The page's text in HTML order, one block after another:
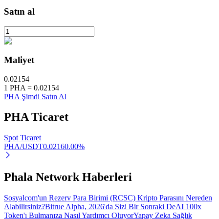
Uzun vadeli kâr ve esnek çıkarlar elde edin
Pasif gelir kazanma hakkında bilgi edinin
Bitrue
AI
Satın al
Maliyet
0.02154
1 PHA = 0.02154
PHA Şimdi Satın Al
PHA Ticaret
Spot Ticaret
PHA/USDT0.02160.00%
Phala Network Haberleri
Sosyalcom'un Rezerv Para Birimi (RCSC) Kripto Parasını Nereden
Alabilirsiniz?Bitrue Alpha, 2026'da Sizi Bir Sonraki DeAI 100x
Token'ı Bulmanıza Nasıl Yardımcı OluyorYapay Zeka Sağlık